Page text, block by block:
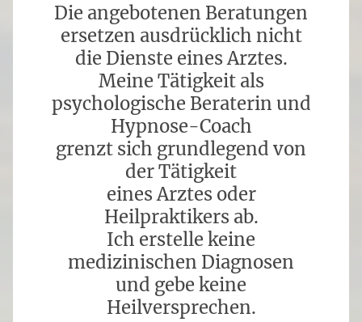
Die angebotenen Beratungen
ersetzen ausdrücklich nicht
die Dienste eines Arztes.
Meine Tätigkeit als
psychologische Beraterin und
Hypnose-Coach
grenzt sich grundlegend von
der Tätigkeit
eines Arztes oder
Heilpraktikers ab.
Ich erstelle keine
medizinischen Diagnosen
und gebe keine
Heilversprechen.